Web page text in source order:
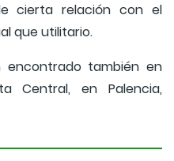
cierta relación con el
que utilitario.
también en
Central, en Palencia,